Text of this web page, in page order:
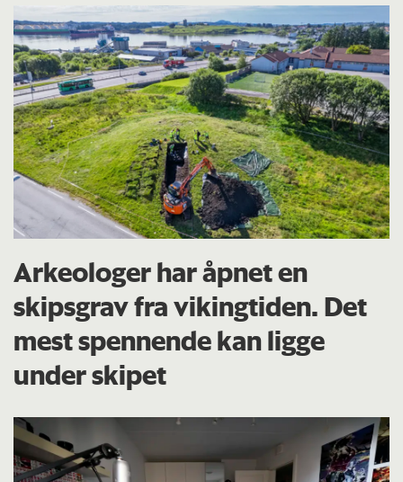
Arkeologer har åpnet en
skipsgrav fra vikingtiden. Det
mest spennende kan ligge
under skipet